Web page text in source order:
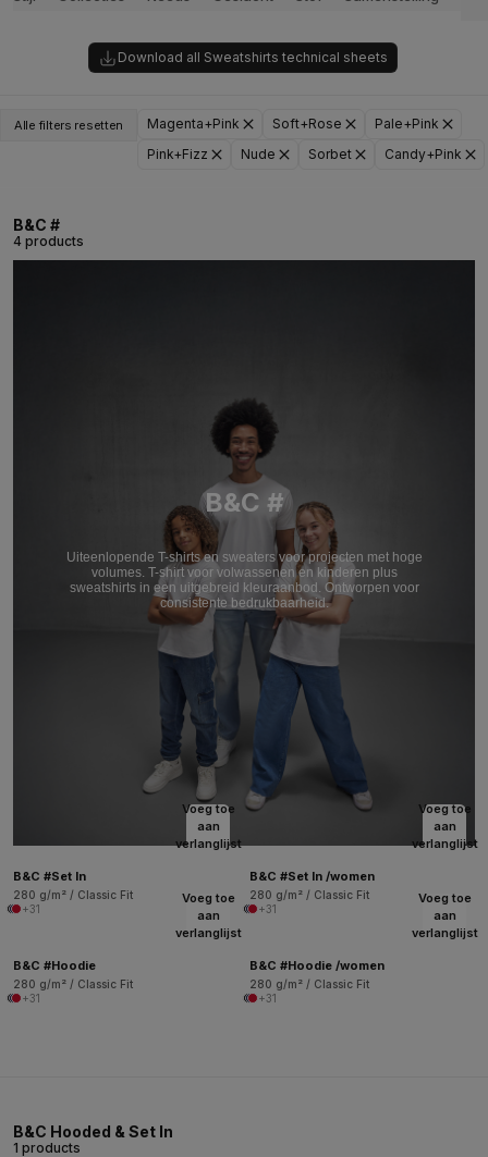
Download all Sweatshirts technical sheets
Alle filters resetten Magenta+Pink Soft+Rose
Pale+Pink
Pink+Fizz
Nude Sorbet Candy+Pink
B&C #
4 products
B&C #
Uiteenlopende T-shirts en sweaters voor projecten met hoge
volumes. T-shirt voor volwassenen en kinderen plus
sweatshirts in een uitgebreid kleuraanbod. Ontworpen voor
consistente bedrukbaarheid.
Voeg toe
aan
verlanglijst
B&C #Set In
280 g/m² / Classic Fit
+31
Voeg toe
aan
verlanglijst
B&C #Set In /women
280 g/m² / Classic Fit
+31
Voeg toe
aan
verlanglijst
B&C #Hoodie
280 g/m² / Classic Fit
+31
Voeg toe
aan
verlanglijst
B&C #Hoodie /women
280 g/m² / Classic Fit
+31
B&C Hooded & Set In
1 products